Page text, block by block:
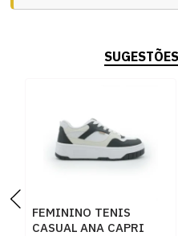
FEMININO TENIS
CASUAL ANA CAPRI